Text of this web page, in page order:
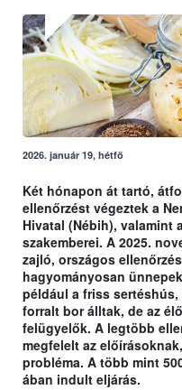
2026. január 19, hétfő
Két hónapon át tartó,
ellenőrzést végeztek a
Hivatal (Nébih), valamint
szakemberei. A 2025.
zajló, országos
hagyományosan
például a friss
forralt bor álltak, de az
felügyelők. A legtöbb
megfelelt az
probléma. A több mint
ában indult eljárás.